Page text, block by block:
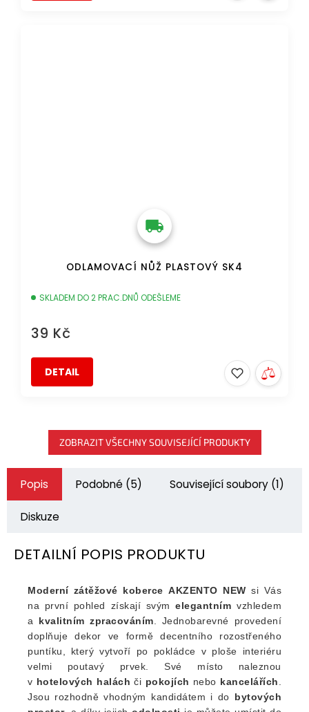
ODLAMOVACÍ NŮŽ PLASTOVÝ SK4
SKLADEM DO 2 PRAC.DNŮ ODEŠLEME
39 Kč
DETAIL
ZOBRAZIT VŠECHNY SOUVISEJÍCÍ PRODUKTY
Popis Podobné (5) Související soubory (1)
Diskuze
DETAILNÍ POPIS PRODUKTU
Moderní zátěžové koberce AKZENTO NEW si Vás
na první pohled získají svým elegantním vzhledem
a kvalitním zpracováním. Jednobarevné provedení
doplňuje dekor ve formě decentního rozostřeného
puntíku, který vytvoří po pokládce v ploše interiéru
velmi poutavý prvek. Své místo naleznou
v hotelových halách či pokojích nebo kancelářích.
Jsou rozhodně vhodným kandidátem i do bytových